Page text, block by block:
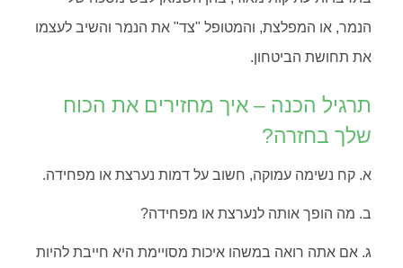
הנמר, או המפלצת, והמטופל "צד" את הנמר והשיב לעצמו
את תחושת הביטחון.
תרגיל הכנה – איך מחזירים את הכוח
שלך בחזרה?
א. קח נשימה עמוקה, חשוב על דמות נערצת או מפחידה.
ב. מה הופך אותה לנערצת או מפחידה?
ג. אם אתה רואה במשהו איכות מסויימת היא חייבת להיות